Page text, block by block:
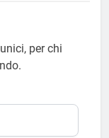
per chi